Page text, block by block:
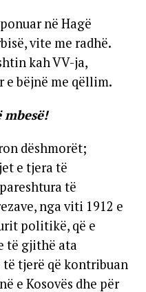
në Hagë
vite me radhë.
kah VV-ja,
e bëjnë me qëllim.
dëshmorët;
e tjera të
të
nga viti 1912 e
politikë, që e
të gjithë ata
tjerë që kontribuan
e Kosovës dhe për